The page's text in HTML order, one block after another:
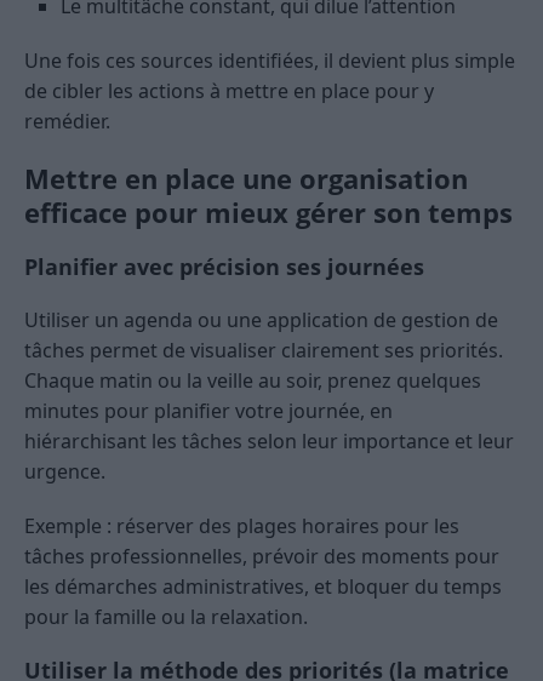
Le multitâche constant, qui dilue l’attention
Une fois ces sources identifiées, il devient plus simple
de cibler les actions à mettre en place pour y
remédier.
Mettre en place une organisation
efficace pour mieux gérer son temps
Planifier avec précision ses journées
Utiliser un agenda ou une application de gestion de
tâches permet de visualiser clairement ses priorités.
Chaque matin ou la veille au soir, prenez quelques
minutes pour planifier votre journée, en
hiérarchisant les tâches selon leur importance et leur
urgence.
Exemple : réserver des plages horaires pour les
tâches professionnelles, prévoir des moments pour
les démarches administratives, et bloquer du temps
pour la famille ou la relaxation.
Utiliser la méthode des priorités (la matrice